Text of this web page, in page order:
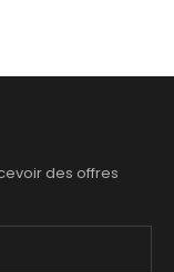
1234
des offres